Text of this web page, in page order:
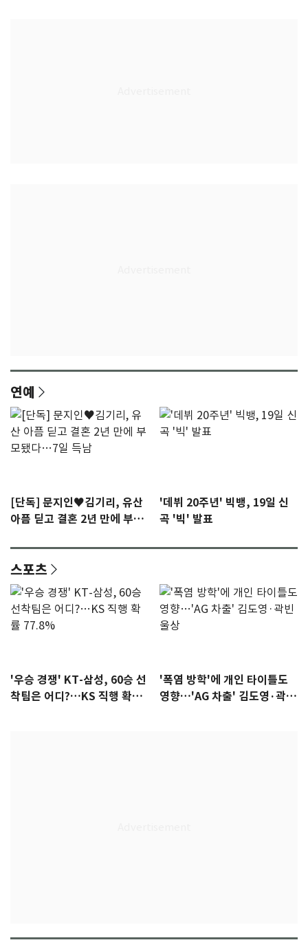
연예
[단독] 문지인♥김기리, 유산
아픔 딛고 결혼 2년 만에 부모
'데뷔 20주년' 빅뱅, 19일 신
곡 '빅' 발표
스포츠
'우승 경쟁' KT-삼성, 60승 선
착팀은 어디?…KS 직행 확률
'폭염 방학'에 개인 타이틀도
영향…'AG 차출' 김도영·곽빈